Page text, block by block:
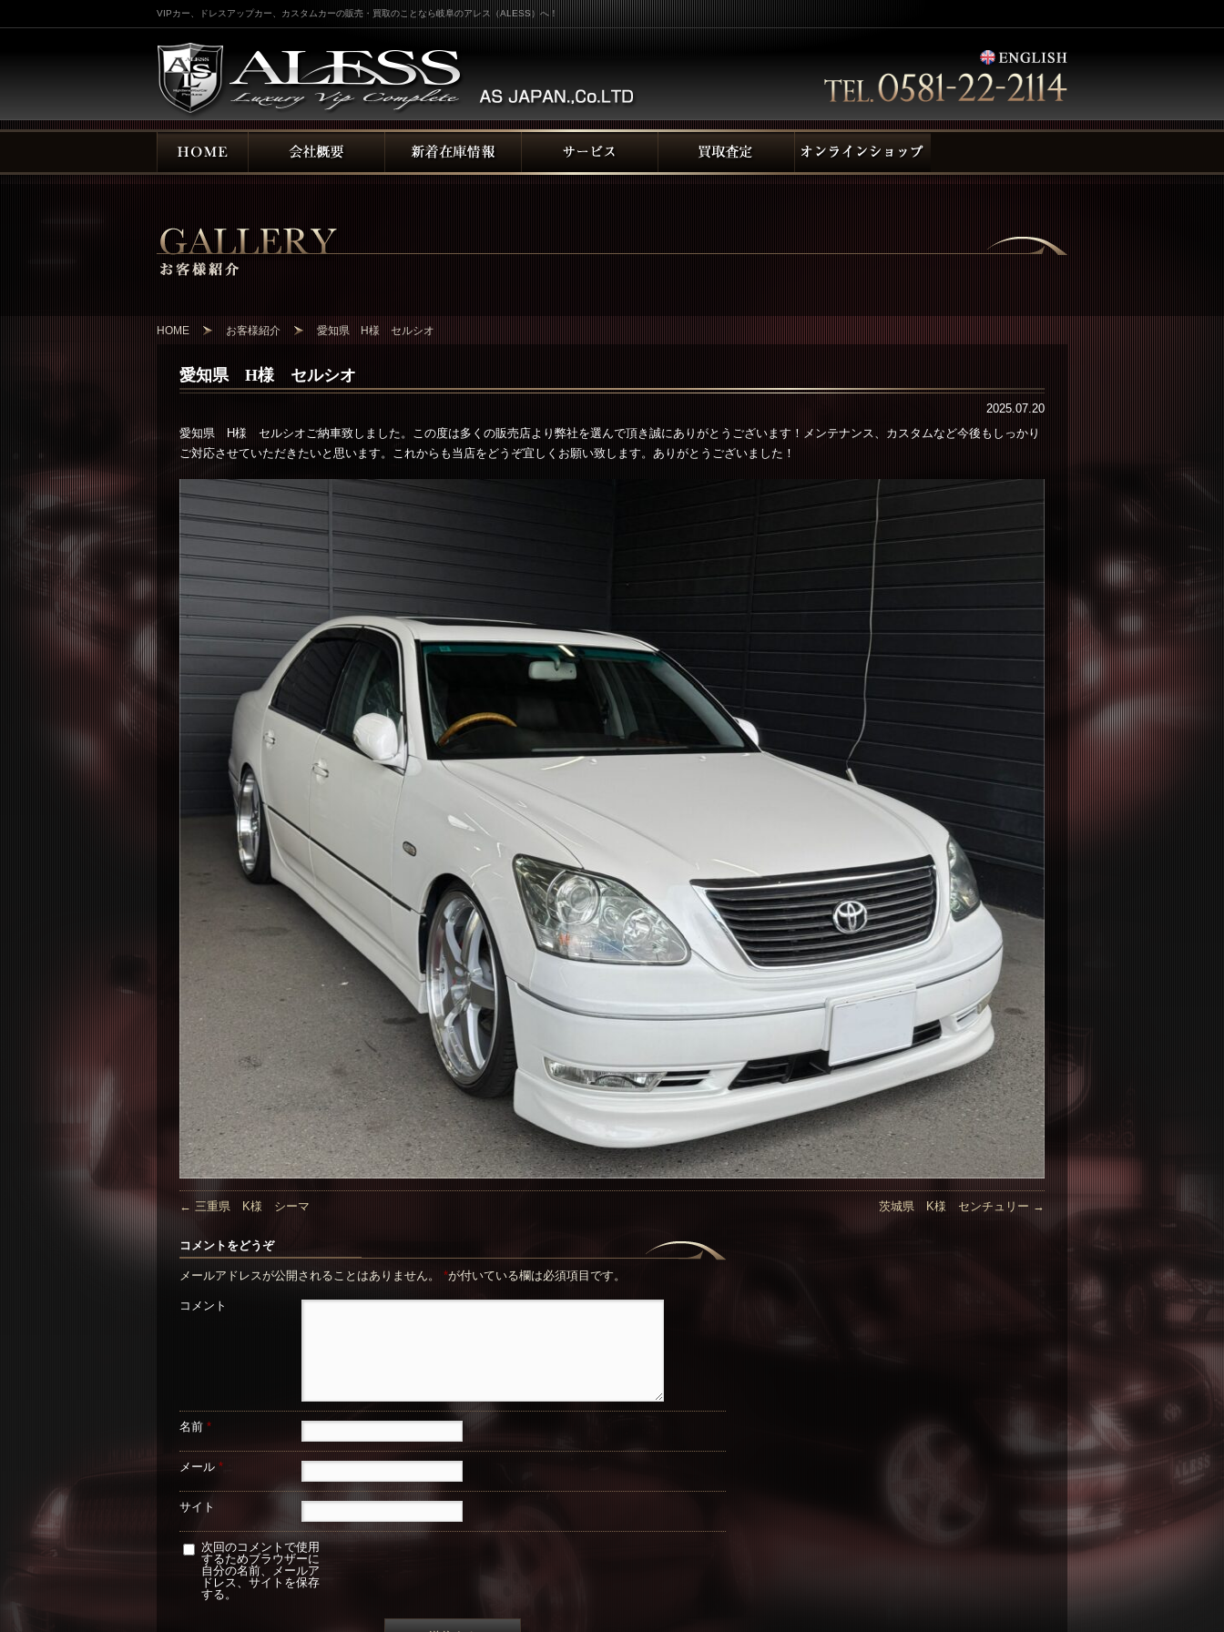
VIPカー、ドレスアップカー、カスタムカーの販売・買取のことなら岐阜のアレス（ALESS）へ！
HOME お客様紹介 愛知県 H様 セルシオ
愛知県 H様 セルシオ
2025.07.20
愛知県 H様 セルシオご納車致しました。この度は多くの販売店より弊社を選んで頂き誠にありがとうございます！メンテナンス、カスタムなど今後もしっかり
ご対応させていただきたいと思います。これからも当店をどうぞ宜しくお願い致します。ありがとうございました！
← 三重県 K様 シーマ 茨城県 K様 センチュリー →
コメントをどうぞ
メールアドレスが公開されることはありません。 *が付いている欄は必須項目です。
コメント
名前 *
メール *
サイト
次回のコメントで使用
するためブラウザーに
自分の名前、メールア
ドレス、サイトを保存
する。